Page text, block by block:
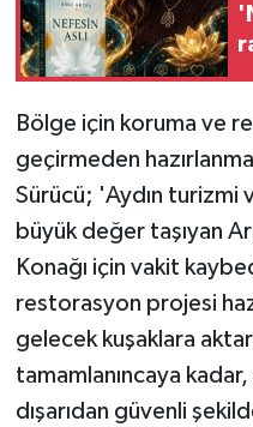
Bölge için koruma ve
geçirmeden
Sürücü; 'Aydın turizmi
büyük değer taşıyan
Konağı için vakit
restorasyon projesi
gelecek kuşaklara
tamamlanıncaya
dışarıdan güvenli